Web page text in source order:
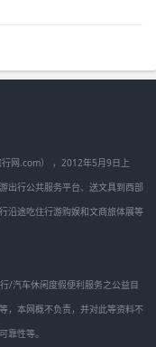
网.com） ，2012年5月9日上
出行公共服务平台、送文具到西部
沿途吃住行游购娱和文商旅体展等
汽车休闲度假便利服务之公益目
，本网概不负责，并对此等资料不
靠性等。